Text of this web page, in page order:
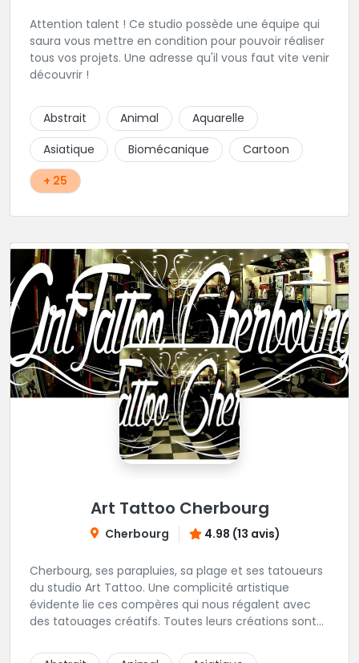
Attention talent ! Ce studio possède une équipe qui
saura vous mettre en condition pour pouvoir réaliser
tous vos projets. Une adresse qu'il vous faut vite venir
découvrir !
Abstrait Animal
Aquarelle
Asiatique
Biomécanique
Cartoon
+ 25
Art Tattoo Cherbourg
Cherbourg 4.98 (13 avis)
Cherbourg, ses parapluies, sa plage et ses tatoueurs
du studio Art Tattoo. Une complicité artistique
évidente lie ces compères qui nous régalent avec
des tatouages créatifs. Toutes leurs créations sont
d'hygiène les plus strictes. Du new-school, du old